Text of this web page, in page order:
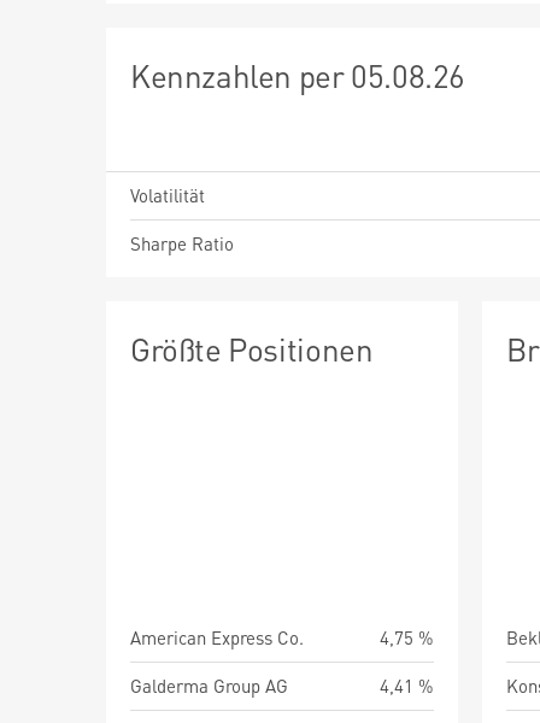
Kennzahlen per 05.08.26
Volatilität
Sharpe Ratio
Größte Positionen
American Express Co.
4,75 %
Galderma Group AG
4,41 %